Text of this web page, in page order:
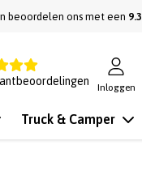
beoordelen ons met een 9.3
Inloggen
Truck & Camper